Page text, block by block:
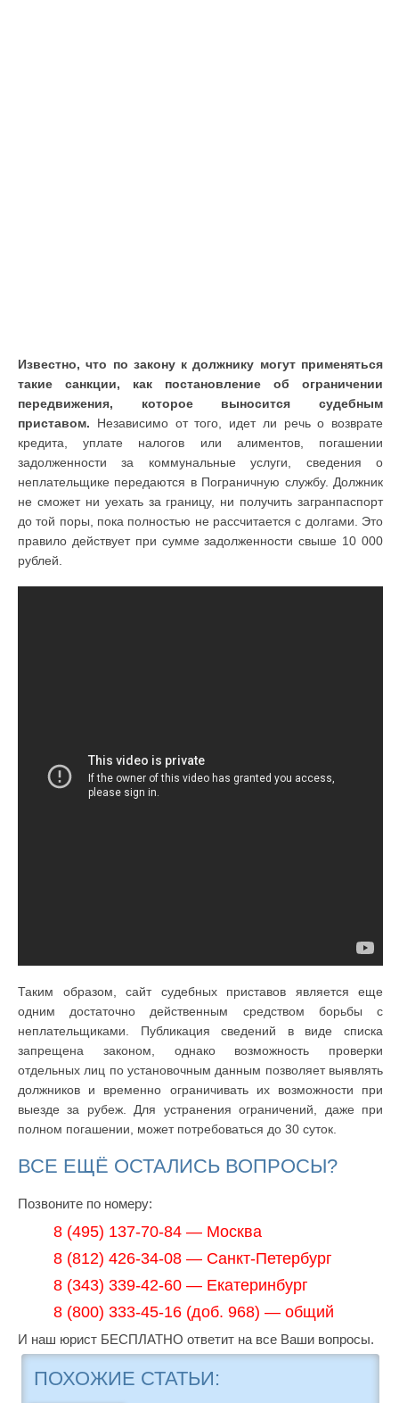
Известно, что по закону к должнику могут применяться
такие санкции, как постановление об ограничении
передвижения, которое выносится судебным
приставом. Независимо от того, идет ли речь о возврате
кредита, уплате налогов или алиментов, погашении
задолженности за коммунальные услуги, сведения о
неплательщике передаются в Пограничную службу. Должник
не сможет ни уехать за границу, ни получить загранпаспорт
до той поры, пока полностью не рассчитается с долгами. Это
правило действует при сумме задолженности свыше 10 000
рублей.
Таким образом, сайт судебных приставов является еще
одним достаточно действенным средством борьбы с
неплательщиками. Публикация сведений в виде списка
запрещена законом, однако возможность проверки
отдельных лиц по установочным данным позволяет выявлять
должников и временно ограничивать их возможности при
выезде за рубеж. Для устранения ограничений, даже при
полном погашении, может потребоваться до 30 суток.
ВСЕ ЕЩЁ ОСТАЛИСЬ ВОПРОСЫ?
Позвоните по номеру:
8 (495) 137-70-84 — Москва
8 (812) 426-34-08 — Санкт-Петербург
8 (343) 339-42-60 — Екатеринбург
8 (800) 333-45-16 (доб. 968) — общий
И наш юрист БЕСПЛАТНО ответит на все Ваши вопросы.
ПОХОЖИЕ СТАТЬИ: